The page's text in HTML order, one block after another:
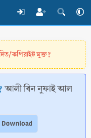
কপিরাইট মুক্ত?
আলী বিন নুফাই আল
Download